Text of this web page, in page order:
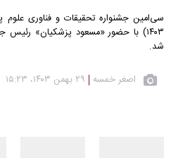
۱۴۰۳) با حضور «مسعود پزشکیان» رئیس
شد.
اصغر خمسه ۲۹ بهمن ۱۴۰۳، ۱۵:۲۳